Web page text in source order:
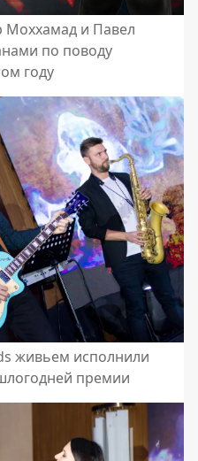
Моххамад и Павел
по поводу
году
живьем исполнили
премии